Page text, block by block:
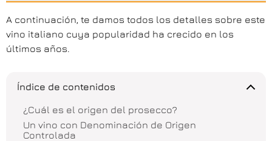
A continuación, te damos todos los detalles sobre este
vino italiano cuya popularidad ha crecido en los
últimos años.
Índice de contenidos
¿Cuál es el origen del prosecco?
Un vino con Denominación de Origen
Controlada